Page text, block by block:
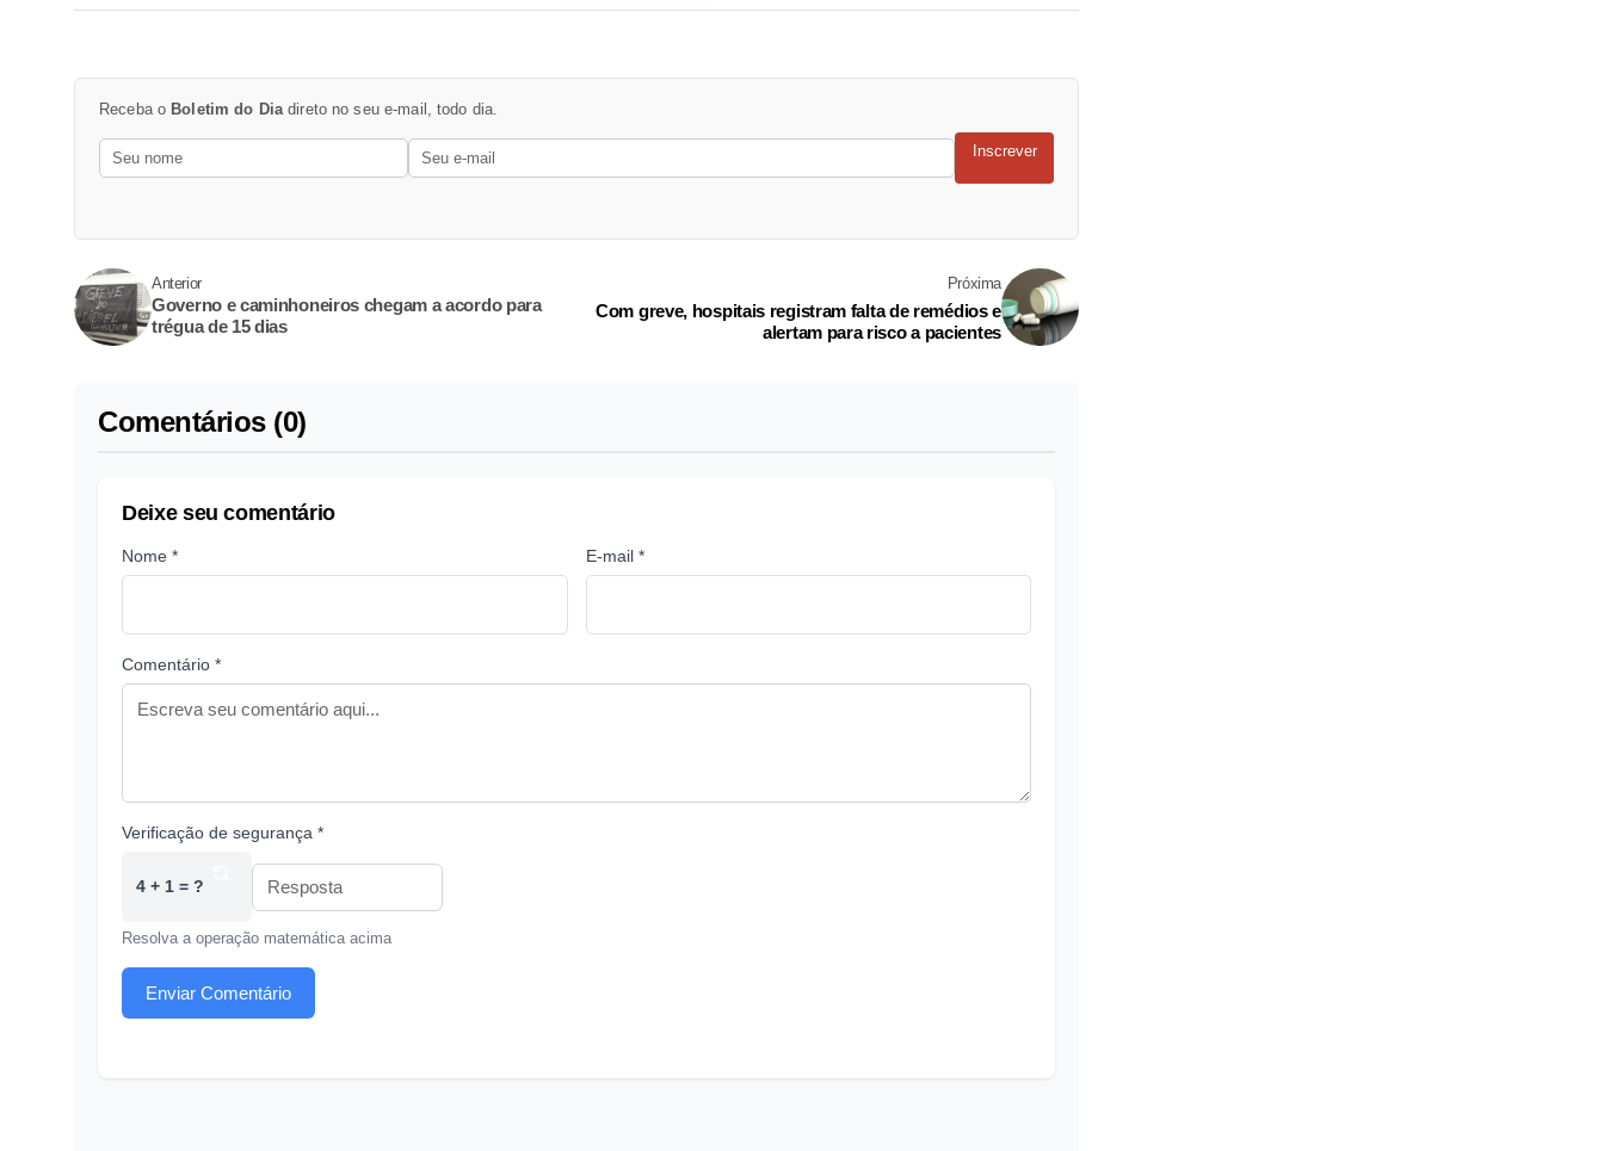
Receba o Boletim do Diadireto no seu e-mail, todo dia.
Inscrever
Anterior
Governo e caminhoneiros chegam a acordo para
trégua de 15 dias
Próxima
Com greve, hospitais registram falta de remédios e
alertam para risco a pacientes
Comentários (0)
Deixe seu comentário
Nome * E-mail *
Comentário *
Verificação de segurança *
4 + 1 = ?
Resolva a operação matemática acima
Enviar Comentário